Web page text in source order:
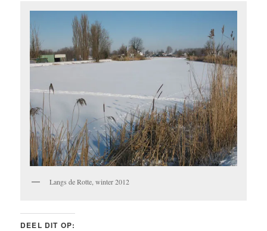
Langs de Rotte, winter 2012
DEEL DIT OP: